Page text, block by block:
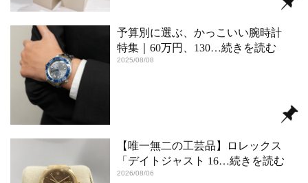
予算別に選ぶ、かっこいい腕時計
特集｜60万円、130…続きを読む
2025/08/08
【唯一無二の工芸品】ロレックス
「デイトジャスト 16…続きを読む
2026/08/06